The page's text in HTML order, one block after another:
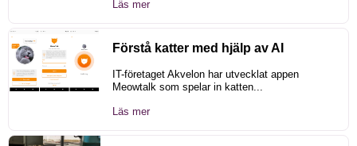
Läs mer
Förstå katter med hjälp av AI
IT-företaget Akvelon har utvecklat appen
Meowtalk som spelar in katten...
Läs mer